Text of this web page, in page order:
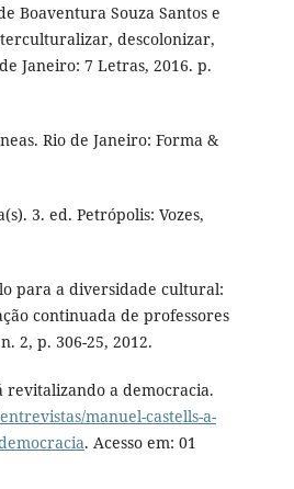
Boaventura Souza Santos e
descolonizar,
Janeiro: 7 Letras, 2016. p.
Rio de Janeiro: Forma &
3. ed. Petrópolis: Vozes,
para a diversidade cultural:
continuada de professores
2, p. 306-25, 2012.
revitalizando a democracia.
manuel-castells-a-
. Acesso em: 01